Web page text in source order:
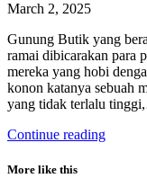
March 2, 2025
Gunung Butik yang
ramai dibicarakan para
mereka yang hobi
konon katanya sebuah
yang tidak terlalu
Continue reading
More like this